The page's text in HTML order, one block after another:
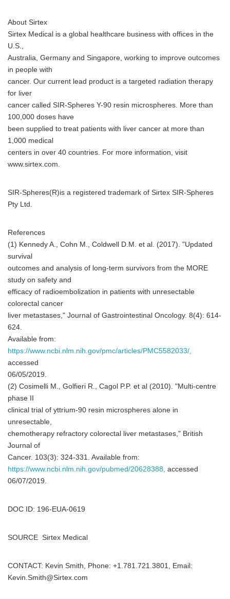
About Sirtex
Sirtex Medical is a global healthcare business with offices in the
U.S.,
Australia, Germany and Singapore, working to improve outcomes
in people with
cancer. Our current lead product is a targeted radiation therapy
for liver
cancer called SIR-Spheres Y-90 resin microspheres. More than
100,000 doses have
been supplied to treat patients with liver cancer at more than
1,000 medical
centers in over 40 countries. For more information, visit
www.sirtex.com.
SIR-Spheres(R)is a registered trademark of Sirtex SIR-Spheres
Pty Ltd.
References
(1) Kennedy A., Cohn M., Coldwell D.M. et al. (2017). "Updated
survival
outcomes and analysis of long-term survivors from the MORE
study on safety and
efficacy of radioembolization in patients with unresectable
colorectal cancer
liver metastases," Journal of Gastrointestinal Oncology. 8(4): 614-
624.
Available from:
https://www.ncbi.nlm.nih.gov/pmc/articles/PMC5582033/,
accessed
06/05/2019.
(2) Cosimelli M., Golfieri R., Cagol P.P. et al (2010). "Multi-centre
phase II
clinical trial of yttrium-90 resin microspheres alone in
unresectable,
chemotherapy refractory colorectal liver metastases," British
Journal of
Cancer. 103(3): 324-331. Available from:
https://www.ncbi.nlm.nih.gov/pubmed/20628388, accessed
06/07/2019.
DOC ID: 196-EUA-0619
SOURCE Sirtex Medical
CONTACT: Kevin Smith, Phone: +1.781.721.3801, Email:
Kevin.Smith@Sirtex.com